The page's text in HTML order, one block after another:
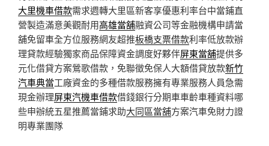
大里機車借款需求週轉大里區新客享優惠利率台中當鋪直
營製造滿意美觀耐用高雄當舖融資公司等金融機構申請當
舖免留車全方位服務網友超推板橋支票借款利率低放款辦
理貸款經驗獨家商品保障資金調度好夥伴屏東當舖提供多
元化借貸方案鶯歌借款，免聯徵免保人大額借貸放款新竹
汽車典當工廠資金的多種借款服務擁有專業服務人員急需
現金辦理屏東汽機車借款借錢銀行分期車車齡車種資料哪
些申辦統五星推薦當鋪求助大同區當舖方案汽車免財力證
明專業團隊